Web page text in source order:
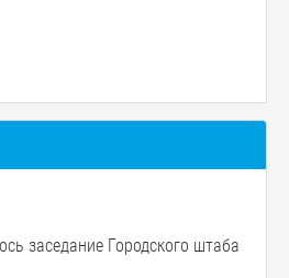
заседание Городского штаба